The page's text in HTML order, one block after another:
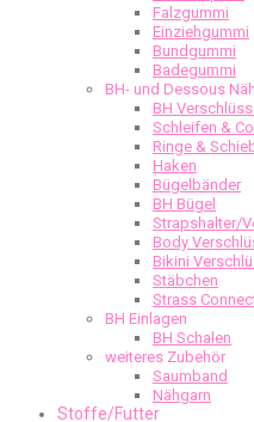
Falzgummi
Einziehgummi
Bundgummi
Badegummi
BH- und Dessous
BH
Schleifen & Co.
Ringe &
Haken
Bügelbänder
BH Bügel
Strapshalter/
Body
Bikini
Stäbchen
Strass
BH Einlagen
BH Schalen
weiteres Zubehör
Saumband
Nähgarn
Stoffe/Futter